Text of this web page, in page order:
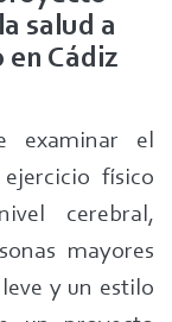
salud a
Cádiz
examinar el
físico
cerebral,
mayores
y un estilo